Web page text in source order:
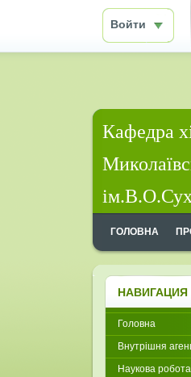
Войти
Кафедра
ГОЛОВНА
НАВИГАЦИЯ
Головна
Внутрішня
Наукова робота